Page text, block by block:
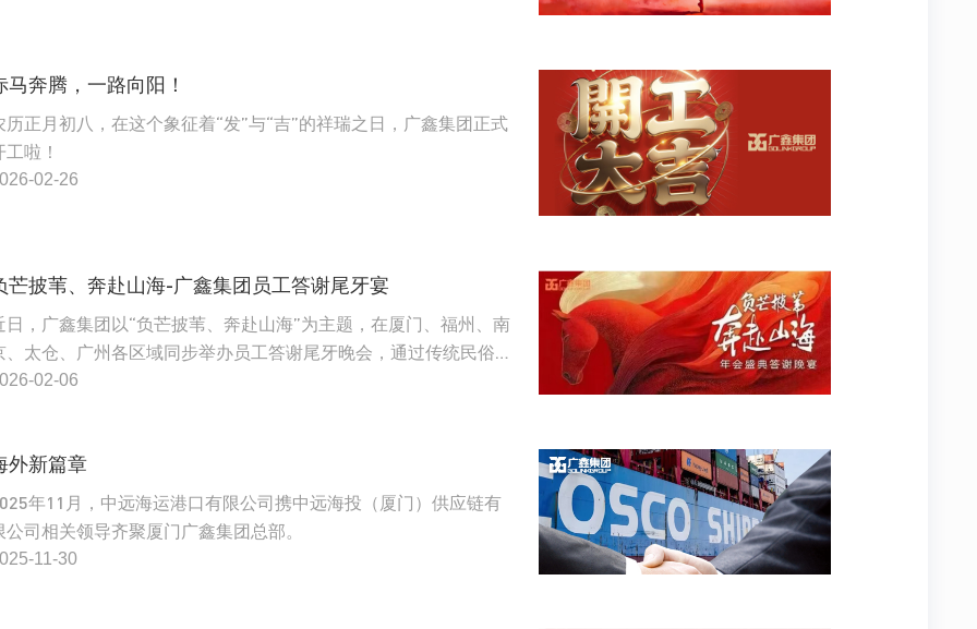
马奔腾，一路向阳！
历正月初八，在这个象征着“发”与“吉”的祥瑞之日，广鑫集团正式
工啦！
02-26
芒披苇、奔赴山海-广鑫集团员工答谢尾牙宴
日，广鑫集团以“负芒披苇、奔赴山海”为主题，在厦门、福州、南
、太仓、广州各区域同步举办员工答谢尾牙晚会，通过传统民俗与
代创意交融的形式，向全体员工致以年度感恩。
02-06
外新篇章
年11月，中远海运港口有限公司携中远海投（厦门）供应链有
公司相关领导齐聚厦门广鑫集团总部。
11-30